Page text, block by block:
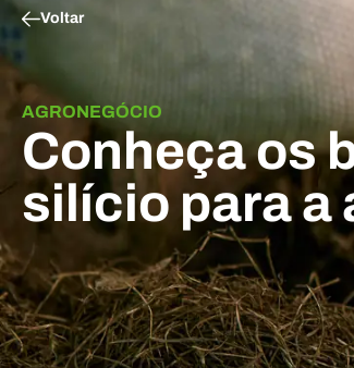
Voltar
AGRONEGÓCIO
Conheça os
silício para